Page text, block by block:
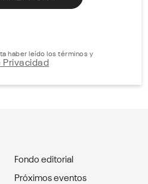
haber leído los términos y
Privacidad
Fondo editorial
Próximos eventos